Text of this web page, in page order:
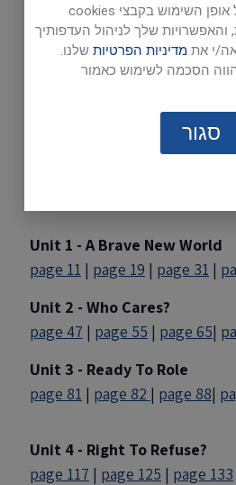
Click the links below to
readings of your texts.
To download and save an
Right click on the page
Click 'Save Target As' or
Unit 1 - A Brave New World
page 11 | page 19 | page 31 |
Unit 2 - Who Cares?
page 47 | page 55 | page 65|
Unit 3 - Ready To Role
page 81 | page 82 | page 88|
Unit 4 - Right To Refuse?
page 117 | page 125 | page 133
סגור
שלישיים. למידע נוסף על אופן השימוש בקבצי cookies
והאפשרויות שלך לניהול העדפותיך
י את מדיניות הפרטיותשלנו.
הסכמה לשימוש כאמור